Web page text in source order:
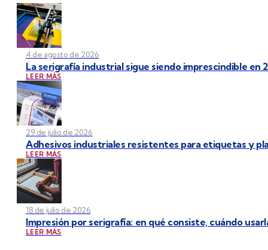
4 de agosto de 2026
La serigrafía industrial sigue siendo imprescindible en
LEER MÁS
29 de julio de 2026
Adhesivos industriales resistentes para etiquetas y
LEER MÁS
18 de julio de 2026
Impresión por serigrafía: en qué consiste, cuándo
LEER MÁS